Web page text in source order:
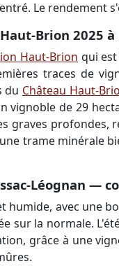
Le rendement
Brion 2025
Haut-Brion qui
traces de
du Château Haut-
vignoble de 29
graves profondes,
trame minérale
Léognan —
humide, avec une
sur la normale.
grâce à une